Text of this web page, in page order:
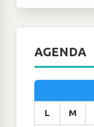
AGENDA
L M